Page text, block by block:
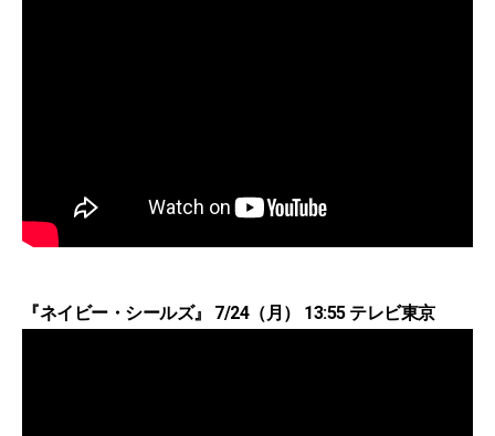
『ネイビー・シールズ』 7/24（月） 13:55 テレビ東京